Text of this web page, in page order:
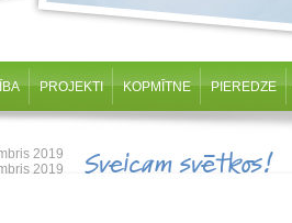
PROJEKTI KOPMĪTNE PIEREDZE
2019
2019
Sveicam svētkos!